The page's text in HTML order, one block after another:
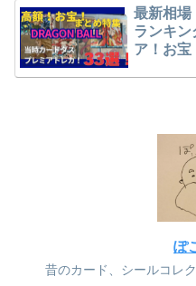
最新相場
ランキン
ア！お宝
ぽ
昔のカード、シールコレ